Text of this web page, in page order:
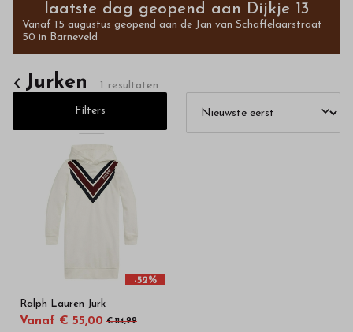
Bestel
kinderkleding
hoge
kwaliteit
onze
webshop
laatste dag geopend aan Dijkje 13
Vanaf 15 augustus geopend aan de Jan van Schaffelaarstraat
50 in Barneveld
Jurken 1 resultaten
Filters
-52%
Ralph Lauren Jurk
Vanaf € 55,00 € 114,99